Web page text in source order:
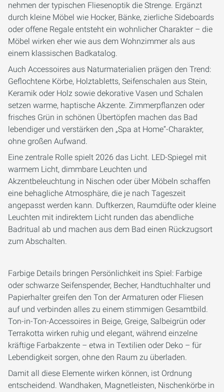
nehmen der typischen Fliesenoptik die Strenge. Ergänzt
durch kleine Möbel wie Hocker, Bänke, zierliche Sideboards
oder offene Regale entsteht ein wohnlicher Charakter – die
Möbel wirken eher wie aus dem Wohnzimmer als aus
einem klassischen Badkatalog.
Auch Accessoires aus Naturmaterialien prägen den Trend:
Geflochtene Körbe, Holztabletts, Seifenschalen aus Stein,
Keramik oder Holz sowie dekorative Vasen und Schalen
setzen warme, haptische Akzente. Zimmerpflanzen oder
frisches Grün in schönen Übertöpfen machen das Bad
lebendiger und verstärken den „Spa at Home“-Charakter,
ohne großen Aufwand.
Eine zentrale Rolle spielt 2026 das Licht. LED-Spiegel mit
warmem Licht, dimmbare Leuchten und
Akzentbeleuchtung in Nischen oder über Möbeln schaffen
eine behagliche Atmosphäre, die je nach Tageszeit
angepasst werden kann. Duftkerzen, Raumdüfte oder kleine
Leuchten mit indirektem Licht runden das abendliche
Badritual ab und machen aus dem Bad einen Rückzugsort
zum Abschalten.
Farbige Details bringen Persönlichkeit ins Spiel: Farbige
oder schwarze Seifenspender, Becher, Handtuchhalter und
Papierhalter greifen den Ton der Armaturen oder Fliesen
auf und verbinden alles zu einem stimmigen Gesamtbild.
Ton-in-Ton-Accessoires in Beige, Greige, Salbeigrün oder
Terrakotta wirken ruhig und elegant, während einzelne
kräftige Farbakzente – etwa in Textilien oder Deko – für
Lebendigkeit sorgen, ohne den Raum zu überladen.
Damit all diese Elemente wirken können, ist Ordnung
entscheidend. Wandhaken, Magnetleisten, Nischenkörbe in